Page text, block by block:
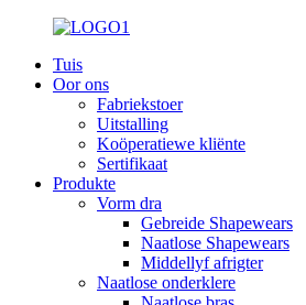
Tuis
Oor ons
Fabriekstoer
Uitstalling
Koöperatiewe kliënte
Sertifikaat
Produkte
Vorm dra
Gebreide Shapewears
Naatlose Shapewears
Middellyf afrigter
Naatlose onderklere